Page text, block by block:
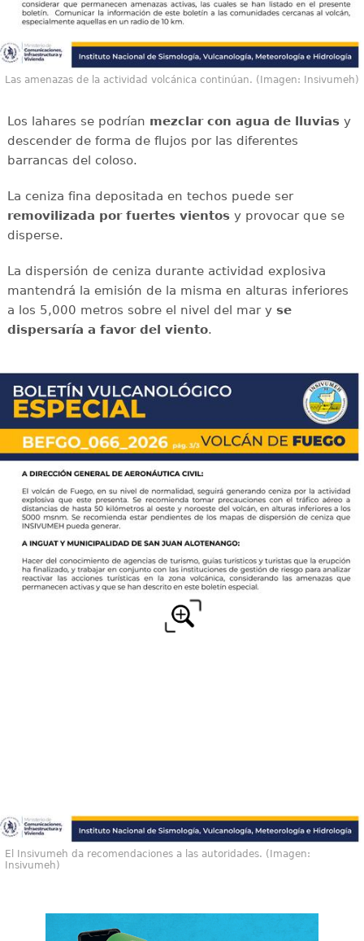
Las amenazas de la actividad volcánica continúan. (Imagen: Insivumeh)
Los lahares se podrían mezclar con agua de lluviasy
descender de forma de flujos por las diferentes
barrancas del coloso.
La ceniza fina depositada en techos puede ser
removilizada por fuertes vientosy provocar que se
disperse.
La dispersión de ceniza durante actividad explosiva
mantendrá la emisión de la misma en alturas inferiores
a los 5,000 metros sobre el nivel del mar y se
dispersaría a favor del viento.
El Insivumeh da recomendaciones a las autoridades. (Imagen:
Insivumeh)